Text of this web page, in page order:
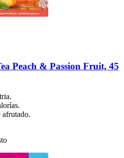
Peach & Passion Fruit, 45
afrutado.